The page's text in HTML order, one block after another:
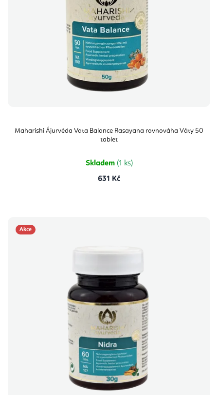
Maharishi Ájurvéda Vata Balance Rasayana rovnováha Váty 50
tablet
Skladem (1 ks)
631 Kč
Akce